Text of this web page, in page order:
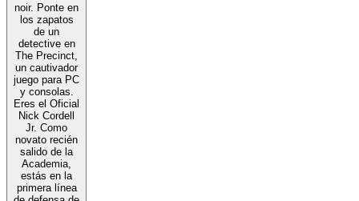
noir. Ponte en
los zapatos
de un
detective en
The Precinct,
un cautivador
juego para PC
y consolas.
Eres el Oficial
Nick Cordell
Jr. Como
novato recién
salido de la
Academia,
estás en la
primera línea